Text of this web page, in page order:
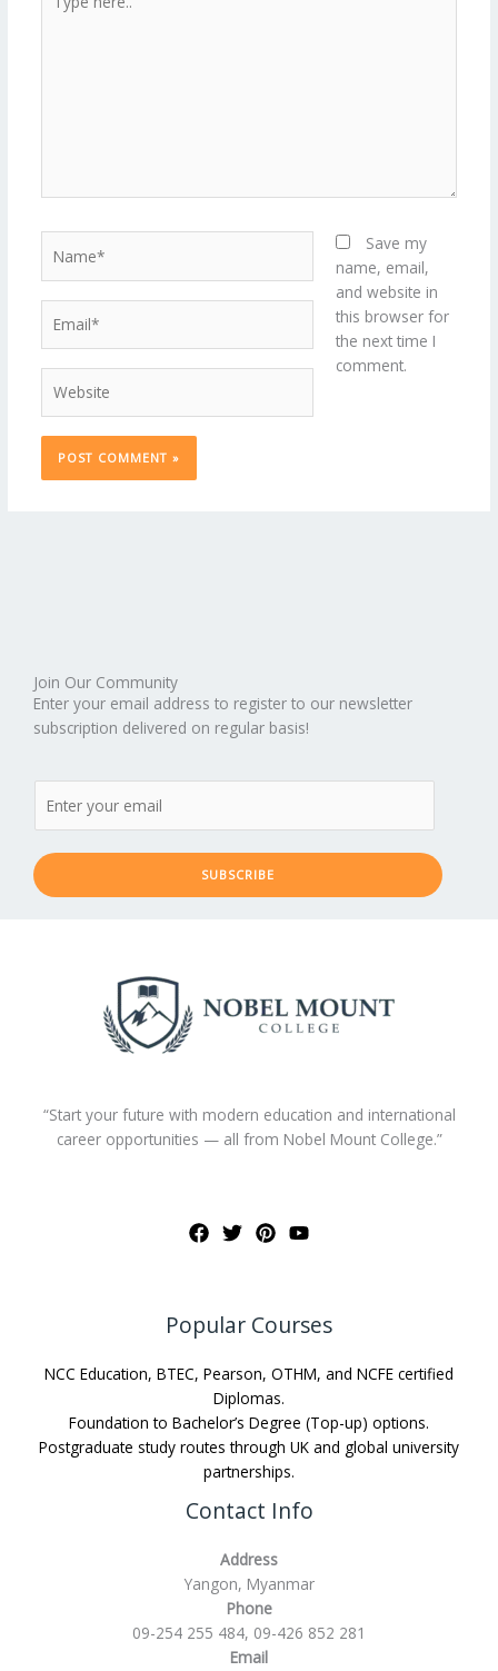
here..
Save my
name, email,
and website in
this browser for
the next time I
comment.
Join Our Community
Enter your email address to register to our newsletter
subscription delivered on regular basis!
SUBSCRIBE
“Start your future with modern education and international
career opportunities — all from Nobel Mount College.”
Popular Courses
NCC Education, BTEC, Pearson, OTHM, and NCFE certified
Diplomas.
Foundation to Bachelor’s Degree (Top-up) options.
Postgraduate study routes through UK and global university
partnerships.
Contact Info
Address
Yangon, Myanmar
Phone
09-254 255 484, 09-426 852 281
Email